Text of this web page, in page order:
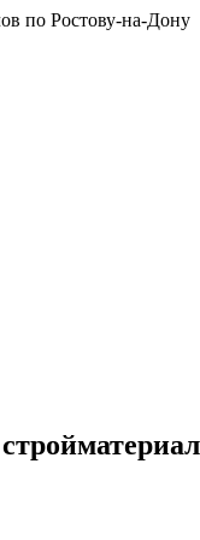
по Ростову-на-Дону